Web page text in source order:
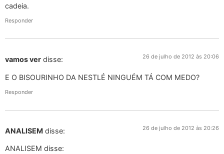
cadeia.
Responder
vamos ver disse: 26 de julho de 2012 às 20:06
E O BISOURINHO DA NESTLÉ NINGUÉM TÁ COM MEDO?
Responder
ANALISEM disse: 26 de julho de 2012 às 20:26
ANALISEM disse: